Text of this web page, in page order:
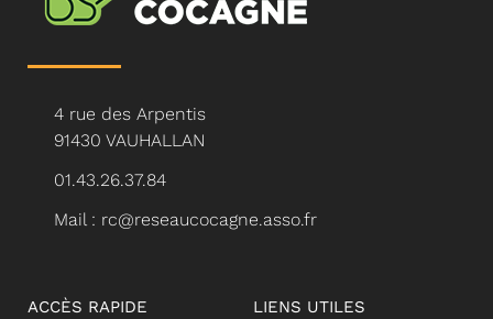
4 rue des Arpentis
91430 VAUHALLAN
01.43.26.37.84
Mail : rc@reseaucocagne.asso.fr
ACCÈS RAPIDE LIENS UTILES